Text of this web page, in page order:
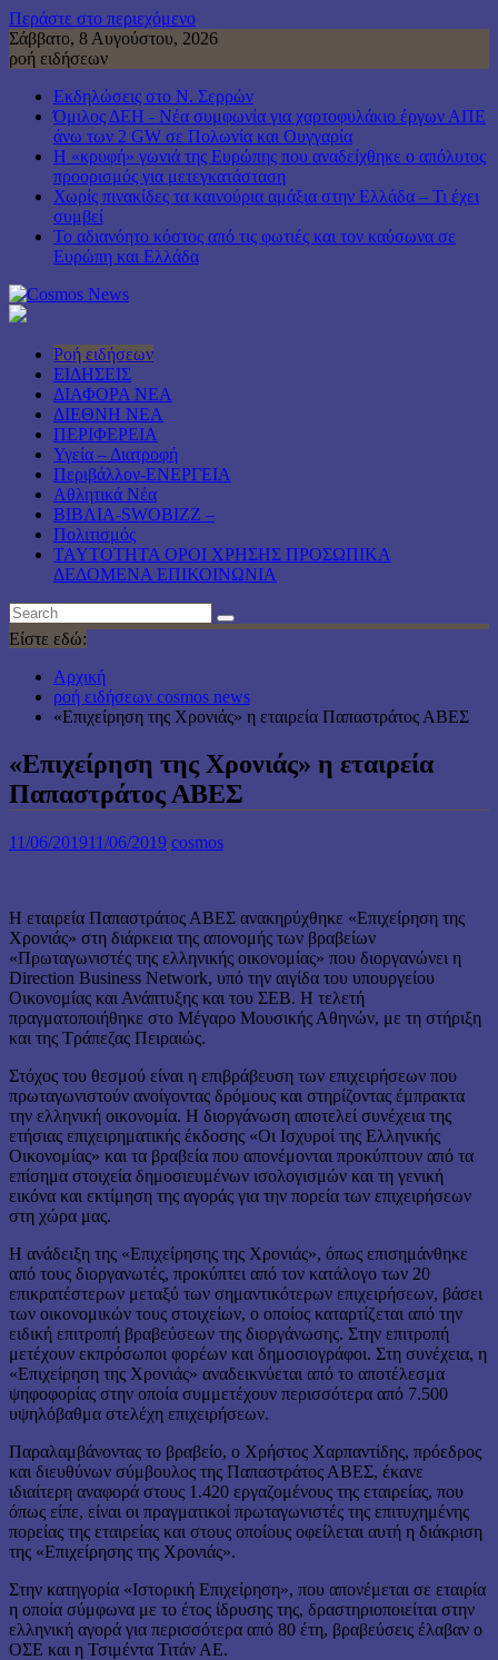
Περάστε στο περιεχόμενο
Σάββατο, 8 Αυγούστου, 2026
ροή ειδήσεων
Εκδηλώσεις στο Ν. Σερρών
Όμιλος ΔΕΗ - Νέα συμφωνία για χαρτοφυλάκιο έργων ΑΠΕ
άνω των 2 GW σε Πολωνία και Ουγγαρία
Η «κρυφή» γωνιά της Ευρώπης που αναδείχθηκε ο απόλυτος
προορισμός για μετεγκατάσταση
Χωρίς πινακίδες τα καινούρια αμάξια στην Ελλάδα – Τι έχει
συμβεί
Το αδιανόητο κόστος από τις φωτιές και τον καύσωνα σε
Ευρώπη και Ελλάδα
Ροή ειδήσεων
ΕΙΔΗΣΕΙΣ
ΔΙΑΦΟΡΑ ΝΕΑ
ΔΙΕΘΝΗ ΝΕΑ
ΠΕΡΙΦΕΡΕΙΑ
Υγεία – Διατροφή
Περιβάλλον-ΕΝΕΡΓΕΙΑ
Αθλητικά Νέα
ΒΙΒΛΙΑ-SWOBIZZ –
Πολιτισμός
TAYTOTHTA ΟΡΟΙ ΧΡΗΣΗΣ ΠΡΟΣΩΠΙΚΑ
ΔΕΔΟΜΕΝΑ ΕΠΙΚΟΙΝΩΝΙΑ
Είστε εδώ:
Αρχική
ροή ειδήσεων cosmos news
«Επιχείρηση της Χρονιάς» η εταιρεία Παπαστράτος ΑΒΕΣ
«Επιχείρηση της Χρονιάς» η εταιρεία
Παπαστράτος ΑΒΕΣ
11/06/201911/06/2019 cosmos
H εταιρεία Παπαστράτος ΑΒΕΣ ανακηρύχθηκε «Επιχείρηση της
Χρονιάς» στη διάρκεια της απονομής των βραβείων
«Πρωταγωνιστές της ελληνικής οικονομίας» που διοργανώνει η
Direction Business Network, υπό την αιγίδα του υπουργείου
Οικονομίας και Ανάπτυξης και του ΣΕΒ. Η τελετή
πραγματοποιήθηκε στο Μέγαρο Μουσικής Αθηνών, με τη στήριξη
και της Τράπεζας Πειραιώς.
Στόχος του θεσμού είναι η επιβράβευση των επιχειρήσεων που
πρωταγωνιστούν ανοίγοντας δρόμους και στηρίζοντας έμπρακτα
την ελληνική οικονομία. Η διοργάνωση αποτελεί συνέχεια της
ετήσιας επιχειρηματικής έκδοσης «Οι Ισχυροί της Ελληνικής
Οικονομίας» και τα βραβεία που απονέμονται προκύπτουν από τα
επίσημα στοιχεία δημοσιευμένων ισολογισμών και τη γενική
εικόνα και εκτίμηση της αγοράς για την πορεία των επιχειρήσεων
στη χώρα μας.
Η ανάδειξη της «Επιχείρησης της Χρονιάς», όπως επισημάνθηκε
από τους διοργανωτές, προκύπτει από τον κατάλογο των 20
επικρατέστερων μεταξύ των σημαντικότερων επιχειρήσεων, βάσει
των οικονομικών τους στοιχείων, ο οποίος καταρτίζεται από την
ειδική επιτροπή βραβεύσεων της διοργάνωσης. Στην επιτροπή
μετέχουν εκπρόσωποι φορέων και δημοσιογράφοι. Στη συνέχεια, η
«Επιχείρηση της Χρονιάς» αναδεικνύεται από το αποτέλεσμα
ψηφοφορίας στην οποία συμμετέχουν περισσότερα από 7.500
υψηλόβαθμα στελέχη επιχειρήσεων.
Παραλαμβάνοντας το βραβείο, ο Χρήστος Χαρπαντίδης, πρόεδρος
και διευθύνων σύμβουλος της Παπαστράτος ΑΒΕΣ, έκανε
ιδιαίτερη αναφορά στους 1.420 εργαζομένους της εταιρείας, που
όπως είπε, είναι οι πραγματικοί πρωταγωνιστές της επιτυχημένης
πορείας της εταιρείας και στους οποίους οφείλεται αυτή η διάκριση
της «Επιχείρησης της Χρονιάς».
Στην κατηγορία «Ιστορική Επιχείρηση», που απονέμεται σε εταιρία
η οποία σύμφωνα με το έτος ίδρυσης της, δραστηριοποιείται στην
ελληνική αγορά για περισσότερα από 80 έτη, βραβεύσεις έλαβαν ο
ΟΣΕ και η Τσιμέντα Τιτάν ΑΕ.